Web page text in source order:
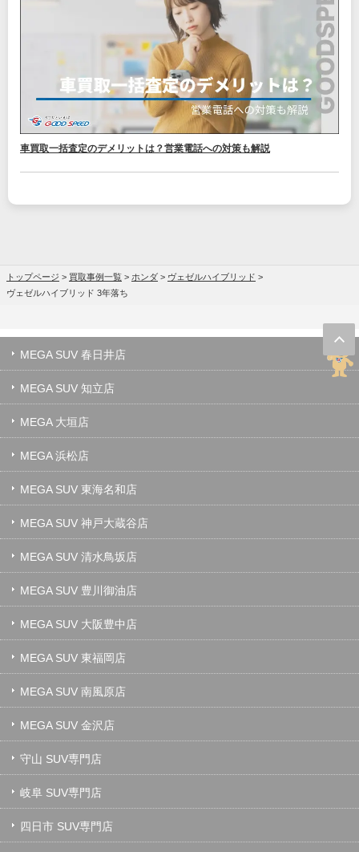
車買取一括査定のデメリットは？営業電話への対策も解説
トップページ > 買取事例一覧 > ホンダ > ヴェゼルハイブリッド >
ヴェゼルハイブリッド 3年落ち
MEGA SUV 春日井店
MEGA SUV 知立店
MEGA 大垣店
MEGA 浜松店
MEGA SUV 東海名和店
MEGA SUV 神戸大蔵谷店
MEGA SUV 清水鳥坂店
MEGA SUV 豊川御油店
MEGA SUV 大阪豊中店
MEGA SUV 東福岡店
MEGA SUV 南風原店
MEGA SUV 金沢店
守山 SUV専門店
岐阜 SUV専門店
四日市 SUV専門店